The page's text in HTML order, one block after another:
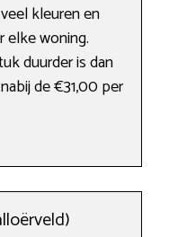
kleuren en
elke woning.
duurder is dan
de €31,00 per